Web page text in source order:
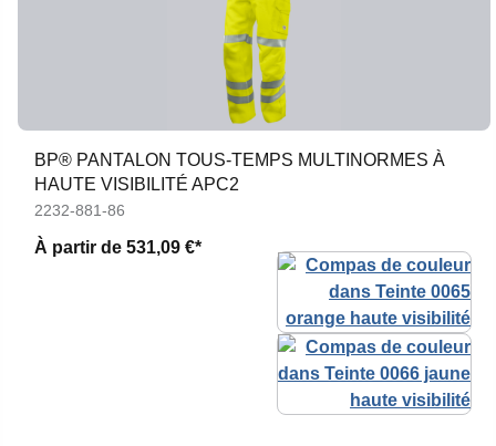
BP® PANTALON TOUS-TEMPS MULTINORMES À
HAUTE VISIBILITÉ APC2
2232-881-86
À partir de 531,09 €*